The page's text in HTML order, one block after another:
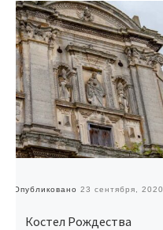
Опубликовано 23 сентября, 2020
Костел Рождества